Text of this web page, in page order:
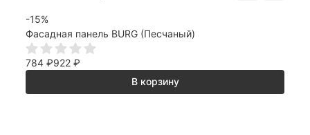
-15%
Фасадная панель BURG (Песчаный)
784₽922₽
В корзину